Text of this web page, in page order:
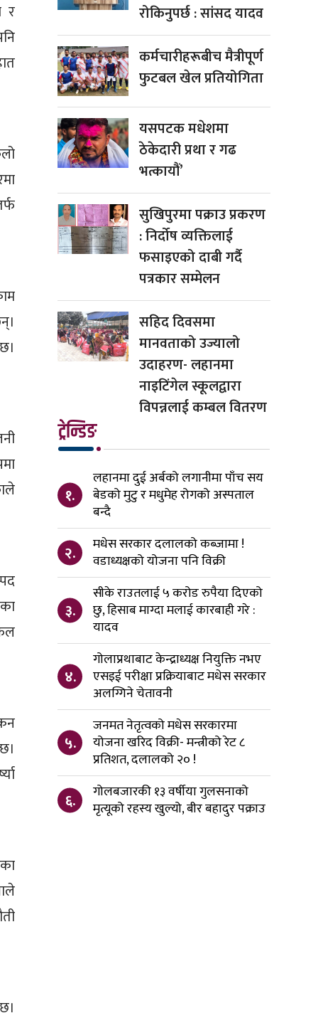
र
रोकिनुपर्छ : सांसद यादव
कर्मचारीहरूबीच मैत्रीपूर्ण
फुटबल खेल प्रतियोगिता
यसपटक मधेशमा
ठेकेदारी प्रथा र गढ
भत्कायौं’
सुखिपुरमा पक्राउ प्रकरण
: निर्दोष व्यक्तिलाई
फसाइएको दाबी गर्दै
पत्रकार सम्मेलन
सहिद दिवसमा
मानवताको उज्यालो
उदाहरण- लहानमा
नाइटिंगेल स्कूलद्वारा
विपन्नलाई कम्बल वितरण
ट्रेन्डिङ
१.
लहानमा दुई अर्बको लगानीमा पाँच सय
बेडको मुटु र मधुमेह रोगको अस्पताल
बन्दै
२.
मधेस सरकार दलालको कब्जामा !
वडाध्यक्षको योजना पनि विक्री
३.
सीके राउतलाई ५ करोड रुपैया दिएको
छु, हिसाब माग्दा मलाई कारबाही गरे :
यादव
४.
गोलाप्रथाबाट केन्द्राध्यक्ष नियुक्ति नभए
एसइई परीक्षा प्रक्रियाबाट मधेस सरकार
अलग्गिने चेतावनी
५.
जनमत नेतृत्वको मधेस सरकारमा
योजना खरिद विक्री- मन्त्रीको रेट ८
प्रतिशत, दलालको २० !
६.
गोलबजारकी १३ वर्षीया गुलसनाको
मृत्यूको रहस्य खुल्यो, बीर बहादुर पक्राउ